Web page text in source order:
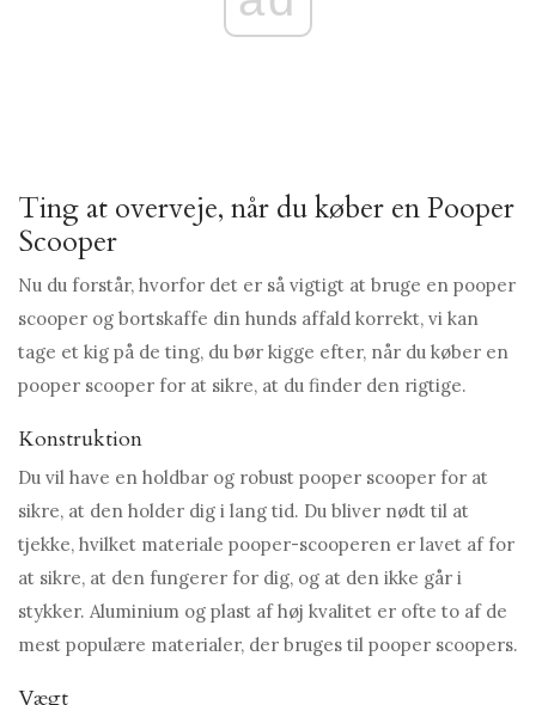
Ting at overveje, når du køber en Pooper
Scooper
Nu du forstår, hvorfor det er så vigtigt at bruge en pooper
scooper og bortskaffe din hunds affald korrekt, vi kan
tage et kig på de ting, du bør kigge efter, når du køber en
pooper scooper for at sikre, at du finder den rigtige.
Konstruktion
Du vil have en holdbar og robust pooper scooper for at
sikre, at den holder dig i lang tid. Du bliver nødt til at
tjekke, hvilket materiale pooper-scooperen er lavet af for
at sikre, at den fungerer for dig, og at den ikke går i
stykker. Aluminium og plast af høj kvalitet er ofte to af de
mest populære materialer, der bruges til pooper scoopers.
Vægt